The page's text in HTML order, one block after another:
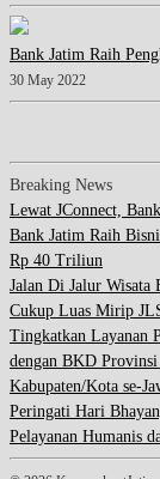
Bank Jatim Raih
30 May 2022
Breaking News
Lewat JConnect,
Bank Jatim Raih
Rp 40 Triliun
Jalan Di Jalur Wisata
Cukup Luas Mirip
Tingkatkan Layanan
dengan BKD
Kabupaten/Kota se-
Peringati Hari
Pelayanan Humanis